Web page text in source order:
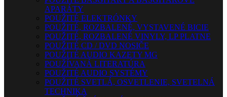
APARÁTY
POUŽITÉ ELEKTRÓNKY
POUŽITÉ, ROZBALENÉ, VYSTAVENÉ BICIE
POUŽITÉ, ROZBALENÉ VINYLY, LP PLATNE
POUŽITÉ CD / DVD NOSIČE
POUŽITÉ AUDIO KAZETY MG
POUŽÍVANÁ LITERATÚRA
POUŽITÉ AUDIO SYSTÉMY
POUŽITÉ SVETLÁ, OSVETLENIE, SVETELNÁ
TECHNIKA